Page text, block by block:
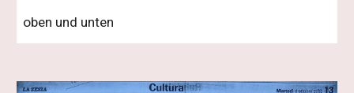
oben und unten